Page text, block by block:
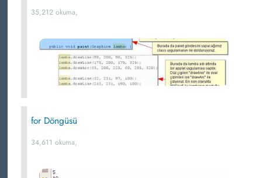
35,212 okuma,
for Döngüsü
34,611 okuma,